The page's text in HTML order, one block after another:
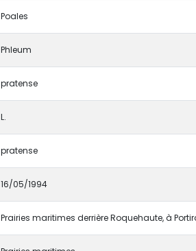
Poales
Phleum
pratense
L.
pratense
16/05/1994
Prairies maritimes derrière Roquehaute, à